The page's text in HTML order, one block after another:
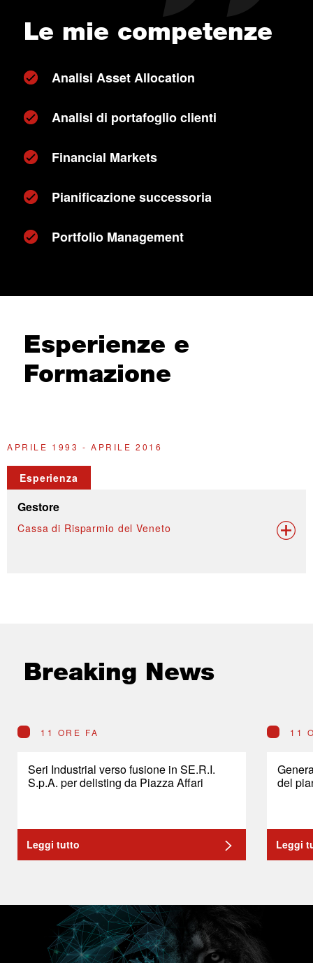
Le mie competenze
Analisi Asset Allocation
Analisi di portafoglio clienti
Financial Markets
Pianificazione successoria
Portfolio Management
Esperienze e
Formazione
APRILE 1993 - APRILE 2016
Esperienza
Gestore
Cassa di Risparmio del Veneto
Breaking News
11 ORE FA
Seri Industrial verso fusione in SE.R.I.
S.p.A. per delisting da Piazza Affari
Leggi tutto
11
del
Leggi